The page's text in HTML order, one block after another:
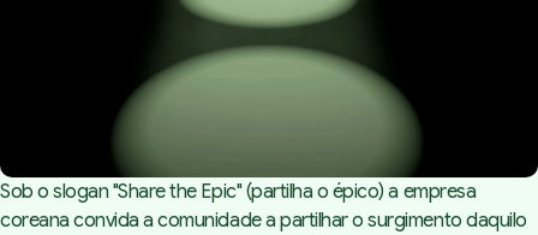
Sob o slogan"Share the Epic"(partilha o épico) a empresa
coreana convida a comunidade a partilhar o surgimento daquilo